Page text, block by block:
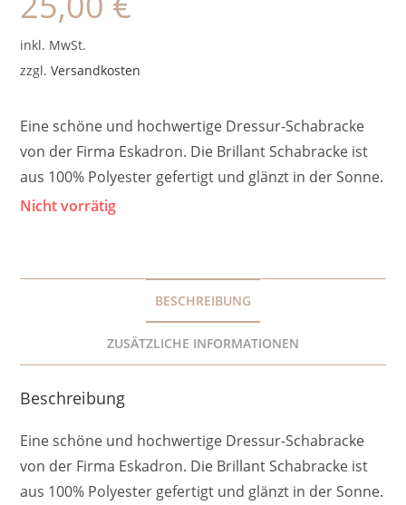
inkl. MwSt.
zzgl.Versandkosten
Eine schöne und hochwertige Dressur-Schabracke
von der Firma Eskadron. Die Brillant Schabracke ist
aus 100% Polyester gefertigt und glänzt in der Sonne.
Nicht vorrätig
BESCHREIBUNG
ZUSÄTZLICHE INFORMATIONEN
Beschreibung
Eine schöne und hochwertige Dressur-Schabracke
von der Firma Eskadron. Die Brillant Schabracke ist
aus 100% Polyester gefertigt und glänzt in der Sonne.